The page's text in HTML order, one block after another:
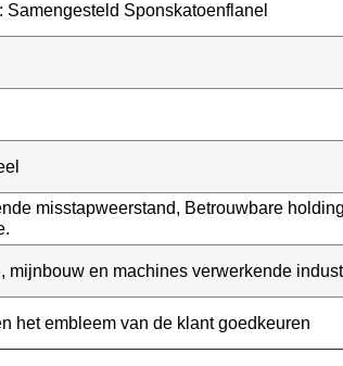
Samengesteld Sponskatoenflanel
misstapweerstand, Betrouwbare
mijnbouw en machines verwerkende
het embleem van de klant goedkeuren